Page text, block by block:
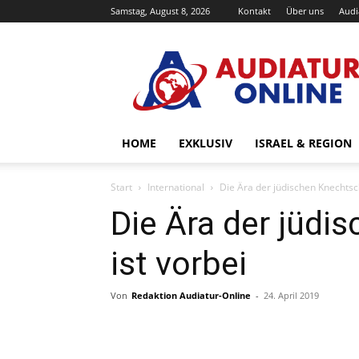
Samstag, August 8, 2026 Kontakt Über uns
Online
HOME EXKLUSIV ISRAEL & REGION
Start International Die Ära der jüdischen
Die Ära der
ist vorbei
Von Redaktion Audiatur-Online - 24. April 2019